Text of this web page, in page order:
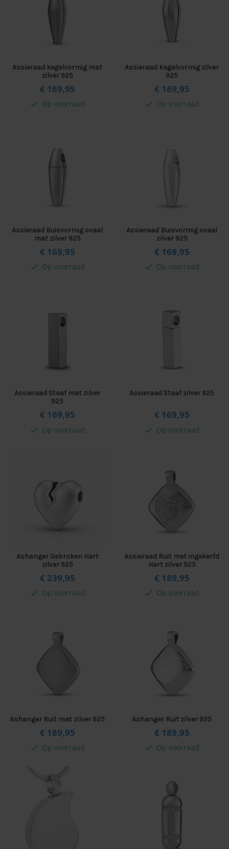
Assieraad kegelvormig mat
zilver 925
€ 169,95
check Op voorraad
Assieraad Kegelvormig zilver
925
€ 169,95
check Op voorraad
Assieraad Buisvormig ovaal
mat zilver 925
€ 169,95
check Op voorraad
Assieraad Buisvormig ovaal
zilver 925
€ 169,95
check Op voorraad
Assieraad Staaf mat zilver
925
€ 169,95
check Op voorraad
Assieraad Staaf zilver 925
€ 169,95
check Op voorraad
Ashanger Gebroken Hart
zilver 925
€ 239,95
check Op voorraad
Assieraad Ruit met ingekerfd
Hart zilver 925
€ 189,95
check Op voorraad
Ashanger Ruit mat zilver 925
€ 189,95
check Op voorraad
Ashanger Ruit zilver 925
€ 189,95
check Op voorraad